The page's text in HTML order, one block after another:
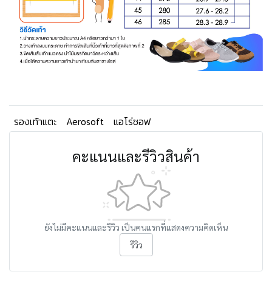
รองเท้าแตะ Aerosoft แอโร่ซอฟ
คะแนนและรีวิวสินค้า
ยังไม่มีคะแนนและรีวิว เป็นคนแรกที่แสดงความคิดเห็น
รีวิว